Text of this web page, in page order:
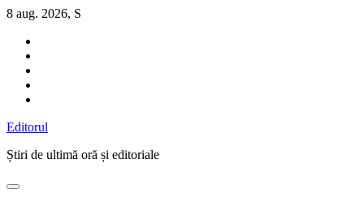
Sari
conținut
8 aug. 2026, S
Editorul
Știri de ultimă oră și editoriale